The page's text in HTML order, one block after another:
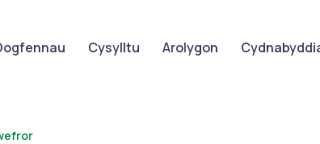
Cysylltu Arolygon